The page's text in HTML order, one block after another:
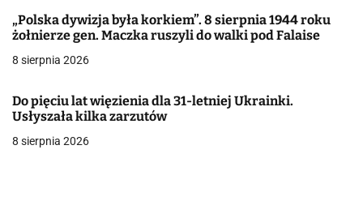
w
p
s
u
„Polska dywizja była korkiem”. 8 sierpnia 1944 roku
żołnierze gen. Maczka ruszyli do walki pod Falaise
8 sierpnia 2026
Do pięciu lat więzienia dla 31-letniej Ukrainki.
Usłyszała kilka zarzutów
8 sierpnia 2026